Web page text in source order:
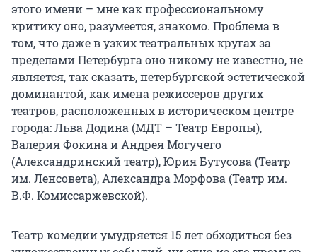
этого имени – мне как профессиональному
критику оно, разумеется, знакомо. Проблема в
том, что даже в узких театральных кругах за
пределами Петербурга оно никому не известно, не
является, так сказать, петербургской эстетической
доминантой, как имена режиссеров других
театров, расположенных в историческом центре
города: Льва Додина (МДТ – Театр Европы),
Валерия Фокина и Андрея Могучего
(Александринский театр), Юрия Бутусова (Театр
им. Ленсовета), Александра Морфова (Театр им.
В.Ф. Комиссаржевской).
Театр комедии умудряется 15 лет обходиться без